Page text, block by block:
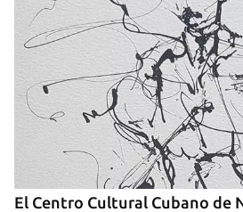
El Centro Cultural Cubano de